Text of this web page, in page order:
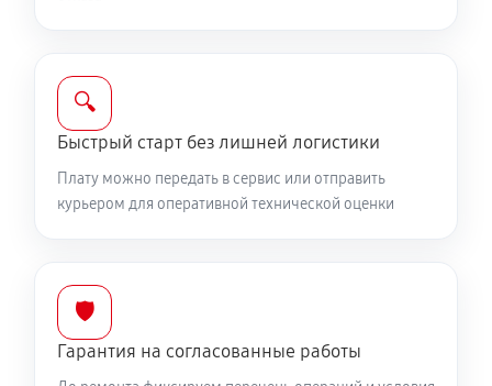
🔍
Быстрый старт без лишней логистики
Плату можно передать в сервис или отправить
курьером для оперативной технической оценки
🛡️
Гарантия на согласованные работы